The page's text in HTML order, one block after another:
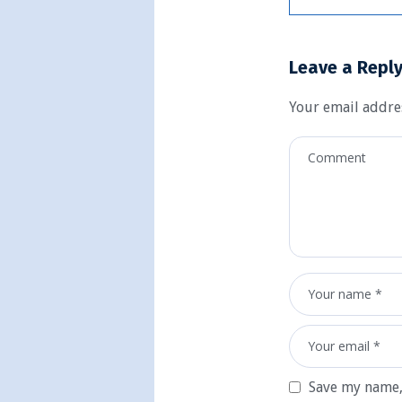
Leave a Reply
Your email
Save my